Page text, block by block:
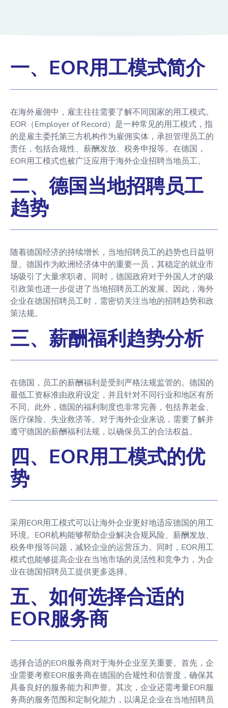
一、EOR用工模式简介
在海外雇佣中，雇主往往需要了解不同国家的用工模式。
EOR（Employer of Record）是一种常见的用工模式，指
的是雇主委托第三方机构作为雇佣实体，承担管理员工的
责任，包括合规性、薪酬发放、税务申报等。在德国，
EOR用工模式也被广泛应用于海外企业招聘当地员工。
二、德国当地招聘员工
趋势
随着德国经济的持续增长，当地招聘员工的趋势也日益明
显。德国作为欧洲经济体中的重要一员，其稳定的就业市
场吸引了大量求职者。同时，德国政府对于外国人才的吸
引政策也进一步促进了当地招聘员工的发展。因此，海外
企业在德国招聘员工时，需密切关注当地的招聘趋势和政
策法规。
三、薪酬福利趋势分析
在德国，员工的薪酬福利是受到严格法规监管的。德国的
最低工资标准由政府设定，并且针对不同行业和地区有所
不同。此外，德国的福利制度也非常完善，包括养老金、
医疗保险、失业救济等。对于海外企业来说，需要了解并
遵守德国的薪酬福利法规，以确保员工的合法权益。
四、EOR用工模式的优
势
采用EOR用工模式可以让海外企业更好地适应德国的用工
环境。EOR机构能够帮助企业解决合规风险、薪酬发放、
税务申报等问题，减轻企业的运营压力。同时，EOR用工
模式也能够提高企业在当地市场的灵活性和竞争力，为企
业在德国招聘员工提供更多选择。
五、如何选择合适的
EOR服务商
选择合适的EOR服务商对于海外企业至关重要。首先，企
业需要考察EOR服务商在德国的合规性和信誉度，确保其
具备良好的服务能力和声誉。其次，企业还需考量EOR服
务商的服务范围和定制化能力，以满足企业在当地招聘员